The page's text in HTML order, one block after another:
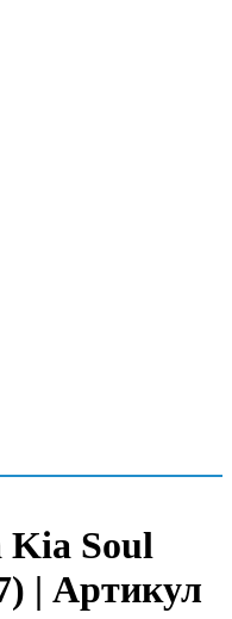
Kia Soul
| Артикул